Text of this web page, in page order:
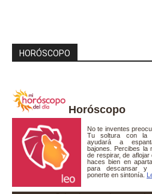
HORÓSCOPO
Horóscopo